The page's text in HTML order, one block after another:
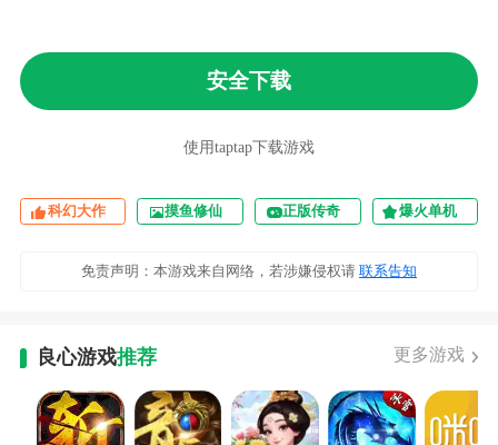
安全下载
使用taptap下载游戏
科幻大作 摸鱼修仙 正版传奇 爆火单机
免责声明：本游戏来自网络，若涉嫌侵权请 联系告知
良心游戏推荐 更多游戏